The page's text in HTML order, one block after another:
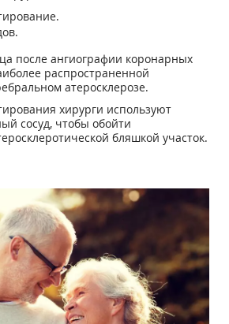
после ангиографии коронарных
распространенной
атеросклерозе.
хирурги используют
сосуд, чтобы обойти
бляшкой участок.